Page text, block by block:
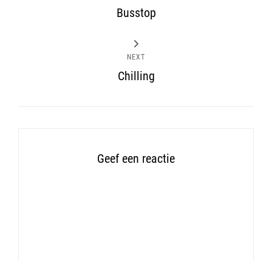
Busstop
NEXT
Chilling
Geef een reactie